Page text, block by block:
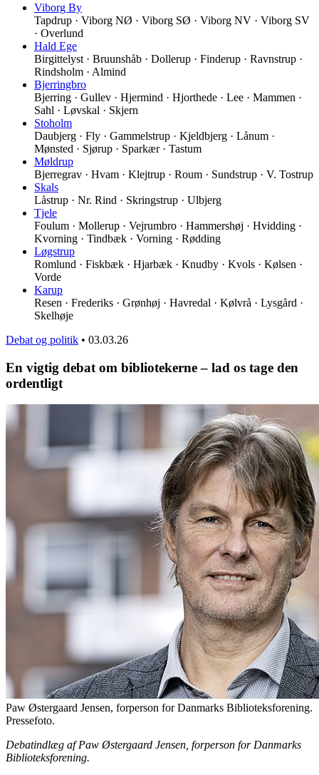
Viborg By
Tapdrup · Viborg NØ · Viborg SØ · Viborg NV · Viborg SV
· Overlund
Hald Ege
Birgittelyst · Bruunshåb · Dollerup · Finderup · Ravnstrup ·
Rindsholm · Almind
Bjerringbro
Bjerring · Gullev · Hjermind · Hjorthede · Lee · Mammen ·
Sahl · Løvskal · Skjern
Stoholm
Daubjerg · Fly · Gammelstrup · Kjeldbjerg · Lånum ·
Mønsted · Sjørup · Sparkær · Tastum
Møldrup
Bjerregrav · Hvam · Klejtrup · Roum · Sundstrup · V. Tostrup
Skals
Låstrup · Nr. Rind · Skringstrup · Ulbjerg
Tjele
Foulum · Mollerup · Vejrumbro · Hammershøj · Hvidding ·
Kvorning · Tindbæk · Vorning · Rødding
Løgstrup
Romlund · Fiskbæk · Hjarbæk · Knudby · Kvols · Kølsen ·
Vorde
Karup
Resen · Frederiks · Grønhøj · Havredal · Kølvrå · Lysgård ·
Skelhøje
Debat og politik • 03.03.26
En vigtig debat om bibliotekerne – lad os tage den
ordentligt
Paw Østergaard Jensen, forperson for Danmarks Biblioteksforening.
Pressefoto.
Debatindlæg af Paw Østergaard Jensen, forperson for Danmarks
Biblioteksforening.